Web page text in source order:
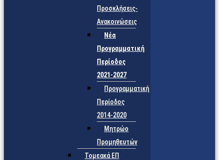
Προσκλήσεις-
Ανακοινώσεις
Νέα
Προγραμματική
Περίοδος
2021-2027
Προγραμματική
Περίοδος
2014-2020
Μητρώο
Προμηθευτών
Τομεακά ΕΠ